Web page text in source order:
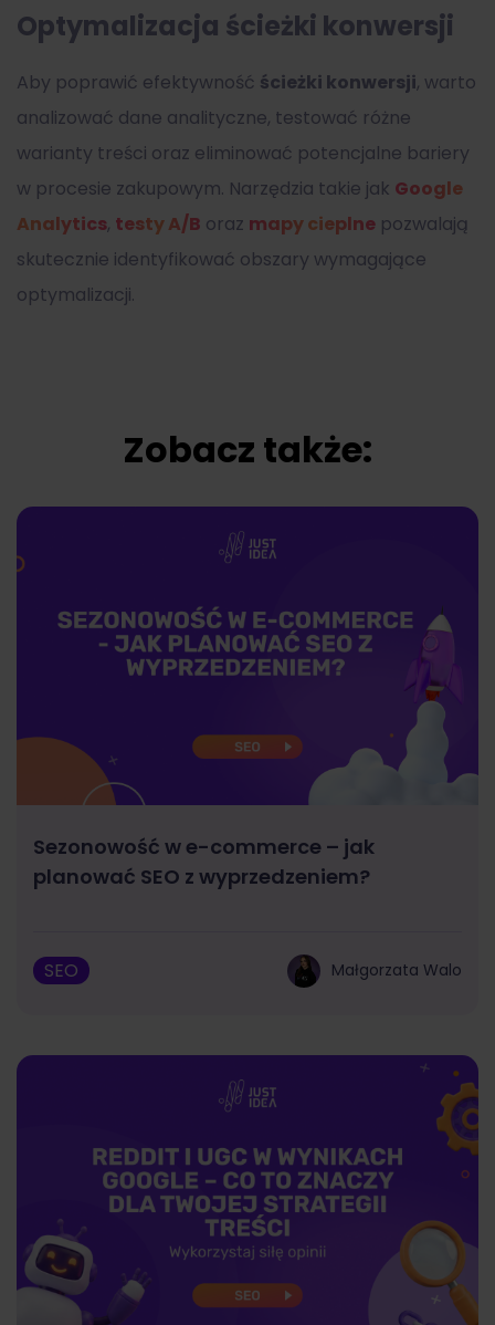
Optymalizacja ścieżki konwersji
Aby poprawić efektywność ścieżki konwersji, warto
analizować dane analityczne, testować różne
warianty treści oraz eliminować potencjalne bariery
w procesie zakupowym. Narzędzia takie jak Google
Analytics, testy A/B oraz mapy cieplne pozwalają
skutecznie identyfikować obszary wymagające
optymalizacji.
Zobacz także:
Sezonowość w e-commerce – jak
planować SEO z wyprzedzeniem?
SEO Małgorzata Walo